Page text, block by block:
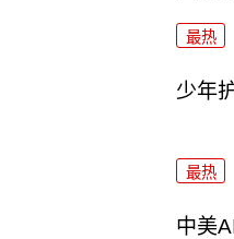
最热
少年
最热
中美